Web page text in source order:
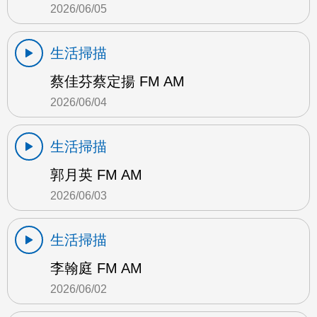
2026/06/05
生活掃描
蔡佳芬蔡定揚 FM AM
2026/06/04
生活掃描
郭月英 FM AM
2026/06/03
生活掃描
李翰庭 FM AM
2026/06/02